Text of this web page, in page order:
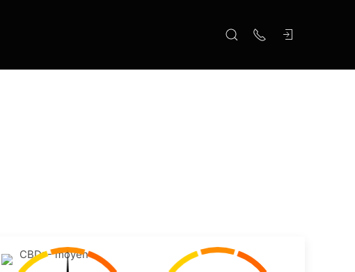
CBD: - moyen